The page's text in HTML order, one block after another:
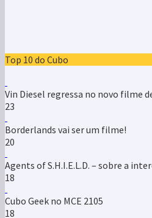
Top 10 do Cubo
Vin Diesel regressa no novo filme
23
Borderlands vai ser um filme!
20
Agents of S.H.I.E.L.D. – sobre a
18
Cubo Geek no MCE 2105
18